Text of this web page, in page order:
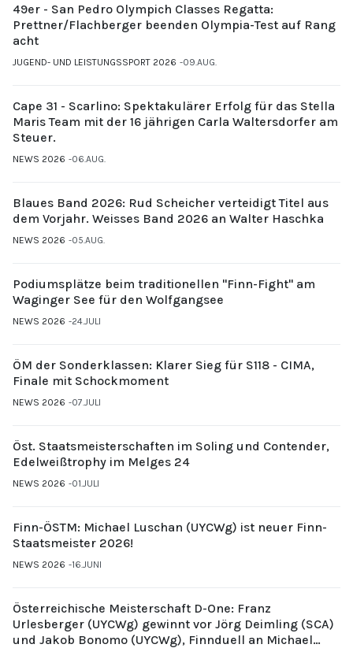
49er - San Pedro Olympich Classes Regatta:
Prettner/Flachberger beenden Olympia-Test auf Rang
acht
JUGEND- UND LEISTUNGSSPORT 2026 09.AUG.
Cape 31 - Scarlino: Spektakulärer Erfolg für das Stella
Maris Team mit der 16 jährigen Carla Waltersdorfer am
Steuer.
NEWS 2026 06.AUG.
Blaues Band 2026: Rud Scheicher verteidigt Titel aus
dem Vorjahr. Weisses Band 2026 an Walter Haschka
NEWS 2026 05.AUG.
Podiumsplätze beim traditionellen "Finn-Fight" am
Waginger See für den Wolfgangsee
NEWS 2026 24.JULI
ÖM der Sonderklassen: Klarer Sieg für S118 - CIMA,
Finale mit Schockmoment
NEWS 2026 07.JULI
Öst. Staatsmeisterschaften im Soling und Contender,
Edelweißtrophy im Melges 24
NEWS 2026 01.JULI
Finn-ÖSTM: Michael Luschan (UYCWg) ist neuer Finn-
Staatsmeister 2026!
NEWS 2026 16.JUNI
Österreichische Meisterschaft D-One: Franz
Urlesberger (UYCWg) gewinnt vor Jörg Deimling (SCA)
und Jakob Bonomo (UYCWg), Finnduell an Michael